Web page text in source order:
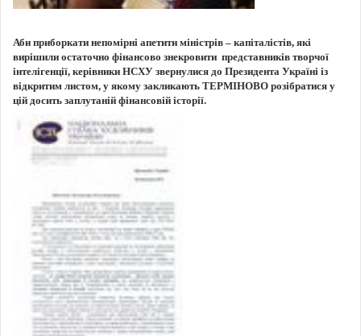
Аби приборкати непомірні апетити міністрів – капіталістів, які
вирішили остаточно фінансово знекровити представників творчої
інтелігенції, керівники НСХУ звернулися до Президента Україні із
відкритим листом, у якому закликають ТЕРМІНОВО розібратися у
цій досить заплутаній фінансовій історії.